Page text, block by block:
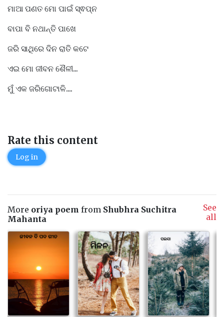
ମାଆ ପଣତ ମୋ ପାଇଁ ସ୍ଵପ୍ନ
ବାପା ବି ନଥାନ୍ତି ପାଖେ
ଜରି ସାଥିରେ ଦିନ ରାତି କଟେ
ଏଇ ମୋ ଜୀବନ ଶୈଳୀ...
ମୁଁ ଏକ ଜରିଗୋଟାଳି....
Rate this content
Log in
More oriya poem from Shubhra Suchitra
Mahanta
See
all